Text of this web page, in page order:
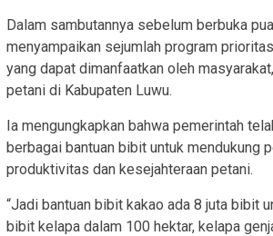
Dalam sambutannya sebelum berbuka
menyampaikan sejumlah program
yang dapat dimanfaatkan oleh
petani di Kabupaten Luwu.
Ia mengungkapkan bahwa pemerintah
berbagai bantuan bibit untuk mendukung
produktivitas dan kesejahteraan petani.
“Jadi bantuan bibit kakao ada 8 juta bibit
bibit kelapa dalam 100 hektar, kelapa